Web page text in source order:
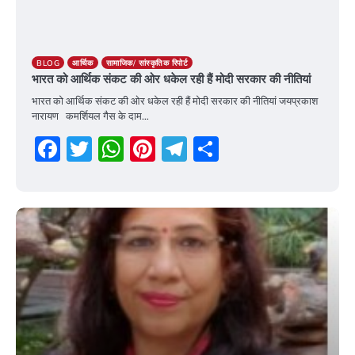
BLOG आर्थिक सामाजिक/ सांस्कृतिक रिपोर्ट
भारत को आर्थिक संकट की ओर धकेल रही हैं मोदी सरकार की नीतियां
भारत को आर्थिक संकट की ओर धकेल रही हैं मोदी सरकार की नीतियां जयप्रकाश
नारायण कमर्शियल गैस के दाम…
Facebook
Twitter
WhatsApp
Pinterest
Telegram